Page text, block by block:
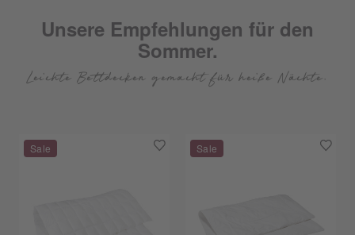
Leichte Bettdecken gemacht für heiße Nächte.
Unsere Empfehlungen für den
Sommer.